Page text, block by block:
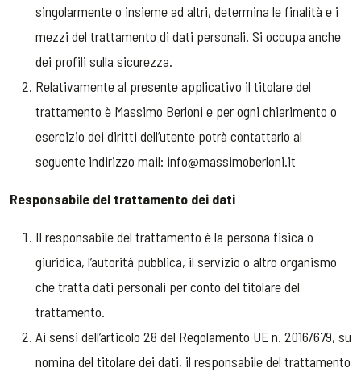
singolarmente o insieme ad altri, determina le finalità e i
mezzi del trattamento di dati personali. Si occupa anche
dei profili sulla sicurezza.
Relativamente al presente applicativo il titolare del
trattamento è Massimo Berloni e per ogni chiarimento o
esercizio dei diritti dell’utente potrà contattarlo al
seguente indirizzo mail: info@massimoberloni.it
Responsabile del trattamento dei dati
Il responsabile del trattamento è la persona fisica o
giuridica, l’autorità pubblica, il servizio o altro organismo
che tratta dati personali per conto del titolare del
trattamento.
Ai sensi dell’articolo 28 del Regolamento UE n. 2016/679, su
nomina del titolare dei dati, il responsabile del trattamento